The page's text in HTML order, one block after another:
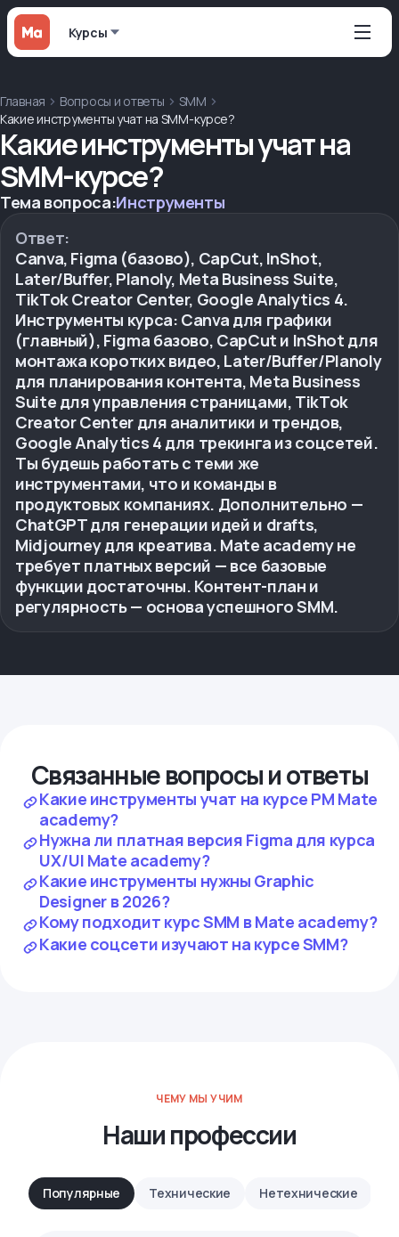
Курсы
Главная Вопросы и ответы
SMM
Какие инструменты учат на SMM-курсе?
Какие инструменты учат на
SMM-курсе?
Тема вопроса:Инструменты
Ответ:
Canva, Figma (базово), CapCut, InShot,
Later/Buffer, Planoly, Meta Business Suite,
TikTok Creator Center, Google Analytics 4.
Инструменты курса: Canva для графики
(главный), Figma базово, CapCut и InShot для
монтажа коротких видео, Later/Buffer/Planoly
для планирования контента, Meta Business
Suite для управления страницами, TikTok
Creator Center для аналитики и трендов,
Google Analytics 4 для трекинга из соцсетей.
Ты будешь работать с теми же
инструментами, что и команды в
продуктовых компаниях. Дополнительно —
ChatGPT для генерации идей и drafts,
Midjourney для креатива. Mate academy не
требует платных версий — все базовые
функции достаточны. Контент-план и
регулярность — основа успешного SMM.
Связанные вопросы и ответы
Какие инструменты учат на курсе PM Mate
academy?
Нужна ли платная версия Figma для курса
UX/UI Mate academy?
Какие инструменты нужны Graphic
Designer в 2026?
Кому подходит курс SMM в Mate academy?
Какие соцсети изучают на курсе SMM?
ЧЕМУ МЫ УЧИМ
Наши профессии
Популярные Технические Нетехнические